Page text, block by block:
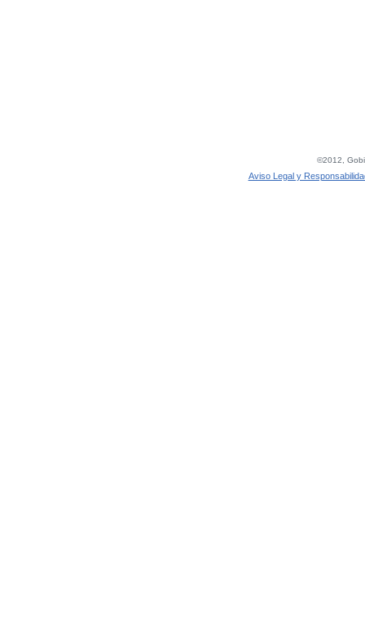
©2012,
Aviso Legal y